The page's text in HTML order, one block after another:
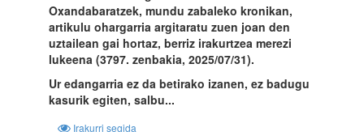
Oxandabaratzek, mundu zabaleko kronikan,
artikulu ohargarria argitaratu zuen joan den
uztailean gai hortaz, berriz irakurtzea merezi
lukeena (3797. zenbakia, 2025/07/31).
Ur edangarria ez da betirako izanen, ez badugu
kasurik egiten, salbu...
Irakurri segida